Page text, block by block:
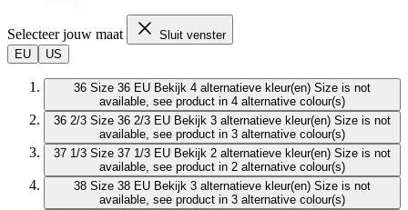
Selecteer jouw maat
Sluit venster
EU
US
36 Size 36 EU Bekijk 4 alternatieve kleur(en) Size is not
available, see product in 4 alternative colour(s)
36 2/3 Size 36 2/3 EU Bekijk 3 alternatieve kleur(en) Size is not
available, see product in 3 alternative colour(s)
37 1/3 Size 37 1/3 EU Bekijk 2 alternatieve kleur(en) Size is not
available, see product in 2 alternative colour(s)
38 Size 38 EU Bekijk 3 alternatieve kleur(en) Size is not
available, see product in 3 alternative colour(s)